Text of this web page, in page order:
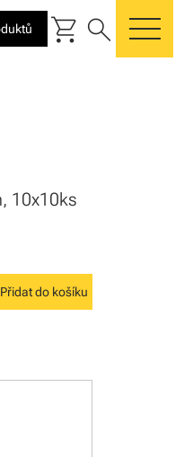
shopping_cart search
10x10ks
Přidat do košíku